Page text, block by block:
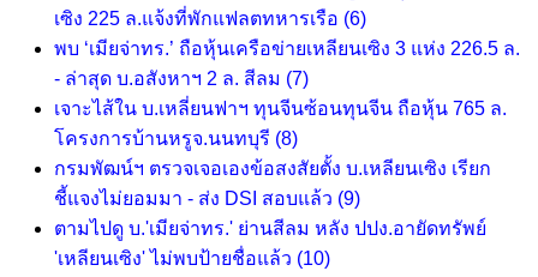
เซิง 225 ล.แจ้งที่พักแฟลตทหารเรือ (6)
พบ ‘เมียจ่าทร.’ ถือหุ้นเครือข่ายเหลียนเซิง 3 แห่ง 226.5 ล.
- ล่าสุด บ.อสังหาฯ 2 ล. สีลม (7)
เจาะไส้ใน บ.เหลี่ยนฟาฯ ทุนจีนซ้อนทุนจีน ถือหุ้น 765 ล.
โครงการบ้านหรูจ.นนทบุรี (8)
กรมพัฒน์ฯ ตรวจเจอเองข้อสงสัยตั้ง บ.เหลียนเซิง เรียก
ชี้แจงไม่ยอมมา - ส่ง DSI สอบแล้ว (9)
ตามไปดู บ.'เมียจ่าทร.' ย่านสีลม หลัง ปปง.อายัดทรัพย์
'เหลียนเซิง' ไม่พบป้ายชื่อแล้ว (10)